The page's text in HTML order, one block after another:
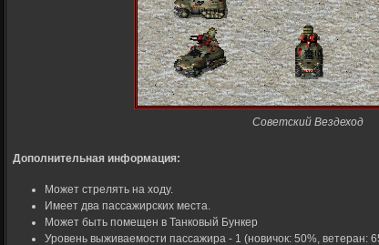
Советский Вездеход
Дополнительная информация:
Может стрелять на ходу.
Имеет два пассажирских места.
Может быть помещен в Танковый Бункер
Уровень выживаемости пассажира - 1 (новичок: 50%, ветеран: